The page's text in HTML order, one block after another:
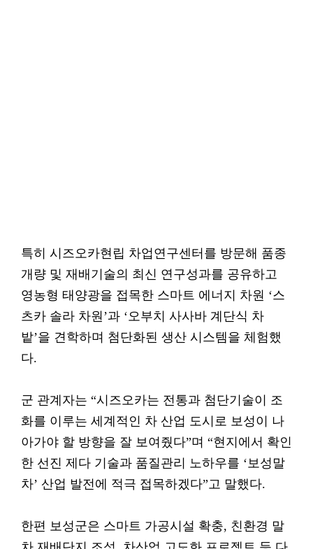
특히 시즈오카현립 차업연구센터를 방문해 품종
개량 및 재배기술의 최신 연구성과를 공유하고
영농형 태양광을 접목한 스마트 에너지 차원 ‘스
츠카 솔라 차원’과 ‘오부치 사사바 계단식 차
밭’을 견학하며 첨단화된 생산 시스템을 체험했
다.
군 관계자는 “시즈오카는 전통과 첨단기술이 조
화를 이루는 세계적인 차 산업 도시로 보성이 나
아가야 할 방향을 잘 보여줬다”며 “현지에서 확인
한 선진 제다 기술과 품질관리 노하우를 ‘보성말
차’ 산업 발전에 적극 접목하겠다”고 말했다.
한편 보성군은 스마트 가공시설 확충, 친환경 말